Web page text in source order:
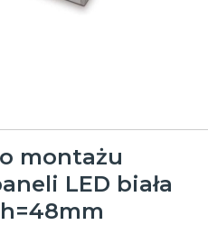
montażu
LED biała